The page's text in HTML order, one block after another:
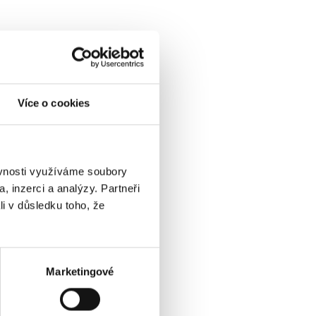
Více o cookies
využíváme soubory
inzerci a analýzy. Partneři
v důsledku toho, že
Marketingové